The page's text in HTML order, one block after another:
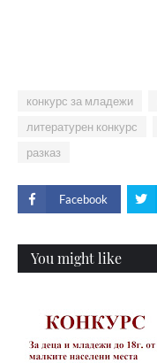
конкурс за младежи
литературен конкурс
разказ
Facebook
You might like